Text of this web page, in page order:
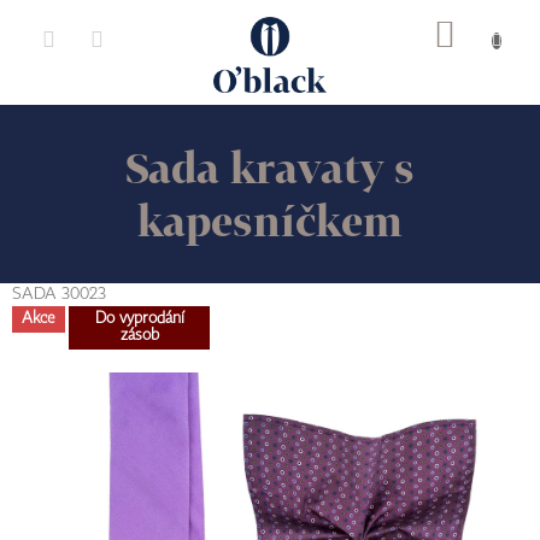
Sada kravaty s
kapesníčkem
SADA 30023
Akce
Do vyprodání
zásob